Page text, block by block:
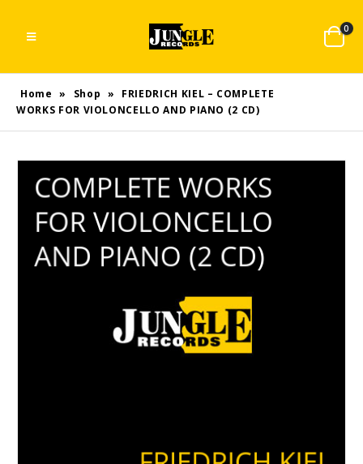
0
Home » Shop »
FRIEDRICH KIEL – COMPLETE
WORKS FOR VIOLONCELLO AND PIANO (2 CD)